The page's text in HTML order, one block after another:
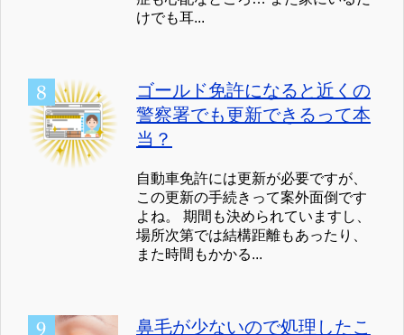
けでも耳...
ゴールド免許になると近くの
警察署でも更新できるって本
当？
自動車免許には更新が必要ですが、
この更新の手続きって案外面倒です
よね。 期間も決められていますし、
場所次第では結構距離もあったり、
また時間もかかる...
鼻毛が少ないので処理したこ